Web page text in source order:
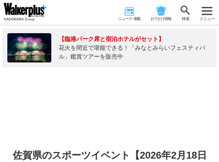
ニュース･連載 おでかけ情報 検 索 メニュー
【臨港パーク席と宿泊ホテルがセット】
花火を間近で堪能できる！「みなとみらいフェスティバ
ル」鑑賞ツアーを販売中
佐賀県のスポーツイベント【2026年2月18日